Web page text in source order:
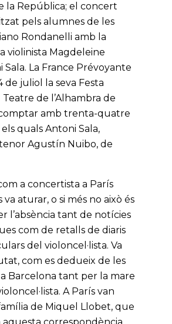
la República; el concert
pels alumnes de les
Rondanelli amb la
violinista Magdeleine
Sala. La France Prévoyante
de juliol la seva Festa
de l’Alhambra de
comptar amb trenta-quatre
quals Antoni Sala,
Agustín Nuibo, de
a concertista a París
aturar, o si més no això és
l’absència tant de notícies
com de retalls de diaris
del violoncel·lista. Va
com es dedueix de les
Barcelona tant per la mare
A París van
de Miquel Llobet, que